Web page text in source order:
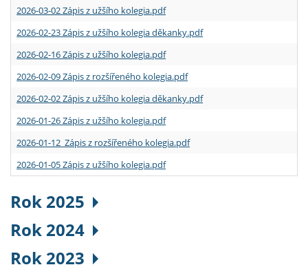
2026-03-02 Zápis z užšího kolegia.pdf
2026-02-23 Zápis z užšího kolegia děkanky.pdf
2026-02-16 Zápis z užšího kolegia.pdf
2026-02-09 Zápis z rozšířeného kolegia.pdf
2026-02-02 Zápis z užšího kolegia děkanky.pdf
2026-01-26 Zápis z užšího kolegia.pdf
2026-01-12 Zápis z rozšířeného kolegia.pdf
2026-01-05 Zápis z užšího kolegia.pdf
Rok 2025
Rok 2024
Rok 2023